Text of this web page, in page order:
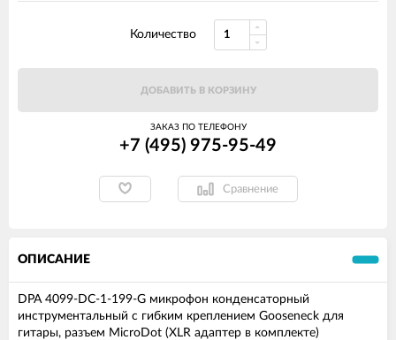
Количество
ДОБАВИТЬ В КОРЗИНУ
ЗАКАЗ ПО ТЕЛЕФОНУ
+7 (495) 975-95-49
Сравнение
ОПИСАНИЕ
DPA 4099-DC-1-199-G микрофон конденсаторный
инструментальный с гибким креплением Gooseneck для
гитары, разъем MicroDot (XLR адаптер в комплекте)